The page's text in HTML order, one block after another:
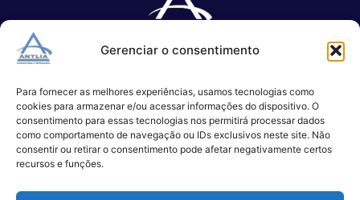
Gerenciar o consentimento
Para fornecer as melhores experiências, usamos tecnologias como
cookies para armazenar e/ou acessar informações do dispositivo. O
consentimento para essas tecnologias nos permitirá processar dados
como comportamento de navegação ou IDs exclusivos neste site. Não
consentir ou retirar o consentimento pode afetar negativamente certos
recursos e funções.
TI.
(11) 3017-0999